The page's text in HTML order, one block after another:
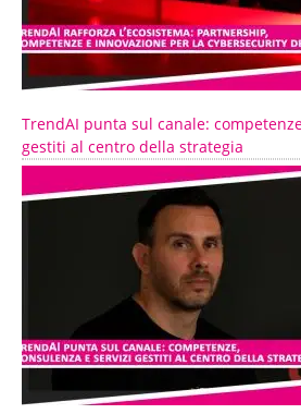
TrendAI punta sul canale:
gestiti al centro della strategia